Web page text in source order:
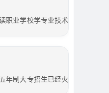
职业学校学专业技术
年制大专招生已经火